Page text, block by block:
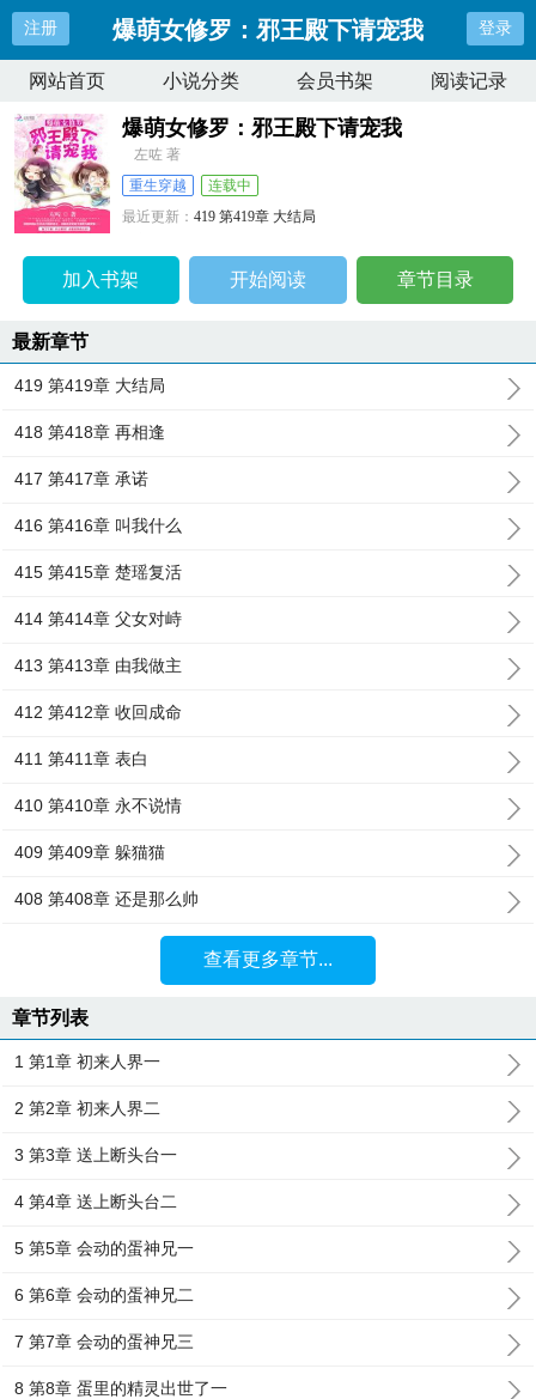
注册 爆萌女修罗：邪王殿下请宠我 登录
网站首页 小说分类 会员书架 阅读记录
爆萌女修罗：邪王殿下请宠我
左咗 著
重生穿越
连载中
最近更新：419 第419章 大结局
加入书架 开始阅读 章节目录
最新章节
419 第419章 大结局
418 第418章 再相逢
417 第417章 承诺
416 第416章 叫我什么
415 第415章 楚瑶复活
414 第414章 父女对峙
413 第413章 由我做主
412 第412章 收回成命
411 第411章 表白
410 第410章 永不说情
409 第409章 躲猫猫
408 第408章 还是那么帅
查看更多章节...
章节列表
1 第1章 初来人界一
2 第2章 初来人界二
3 第3章 送上断头台一
4 第4章 送上断头台二
5 第5章 会动的蛋神兄一
6 第6章 会动的蛋神兄二
7 第7章 会动的蛋神兄三
8 第8章 蛋里的精灵出世了一